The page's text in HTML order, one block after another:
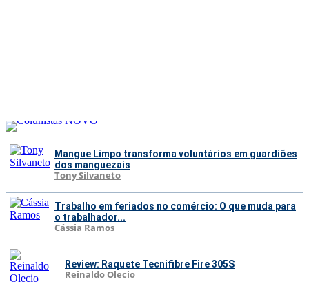
Mangue Limpo transforma voluntários em guardiões
dos manguezais
Tony Silvaneto
Trabalho em feriados no comércio: O que muda para
o trabalhador...
Cássia Ramos
Review: Raquete Tecnifibre Fire 305S
Reinaldo Olecio